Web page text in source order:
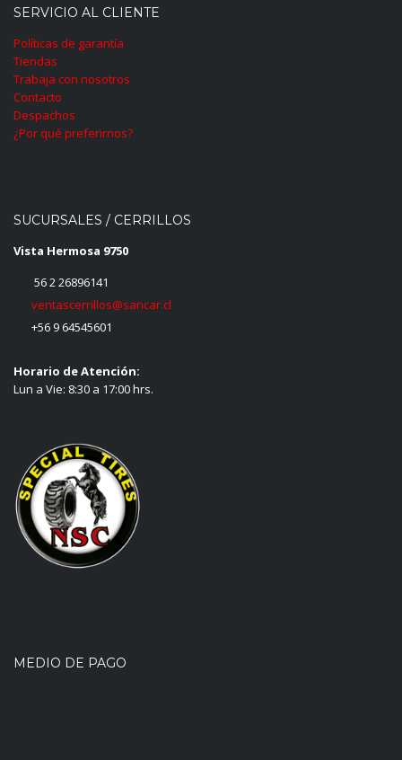
SERVICIO AL CLIENTE
Políticas de garantía
Tiendas
Trabaja con nosotros
Contacto
Despachos
¿Por qué preferirnos?
SUCURSALES / CERRILLOS
Vista Hermosa 9750
56 2 26896141
ventascerrillos@sancar.cl
+56 9 64545601
Horario de Atención:
Lun a Vie: 8:30 a 17:00 hrs.
MEDIO DE PAGO